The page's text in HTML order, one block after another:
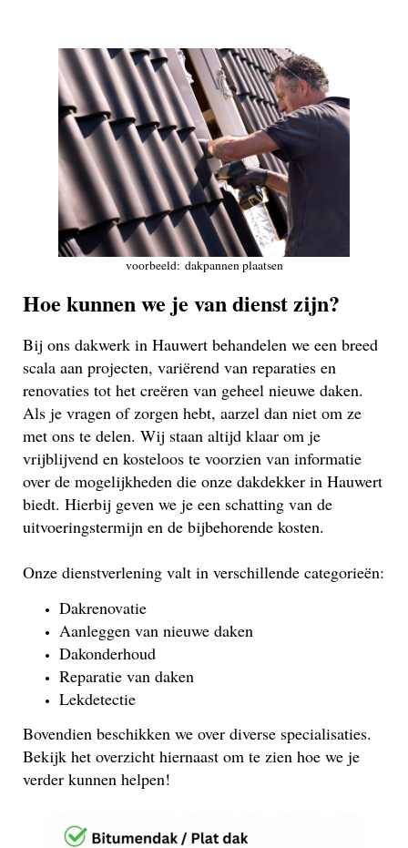
voorbeeld: dakpannen plaatsen
Hoe kunnen we je van dienst zijn?
Bij ons dakwerk in Hauwert behandelen we een breed
scala aan projecten, variërend van reparaties en
renovaties tot het creëren van geheel nieuwe daken.
Als je vragen of zorgen hebt, aarzel dan niet om ze
met ons te delen. Wij staan altijd klaar om je
vrijblijvend en kosteloos te voorzien van informatie
over de mogelijkheden die onze dakdekker in Hauwert
biedt. Hierbij geven we je een schatting van de
uitvoeringstermijn en de bijbehorende kosten.
Onze dienstverlening valt in verschillende categorieën:
Dakrenovatie
Aanleggen van nieuwe daken
Dakonderhoud
Reparatie van daken
Lekdetectie
Bovendien beschikken we over diverse specialisaties.
Bekijk het overzicht hiernaast om te zien hoe we je
verder kunnen helpen!